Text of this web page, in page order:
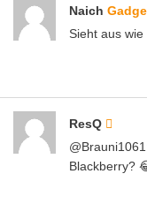
Naich
Sieht aus
ResQ
Blackberry?